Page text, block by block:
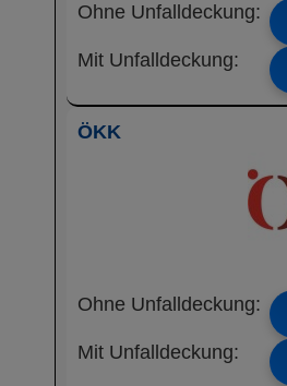
Ohne Unfalldeckung:
Mit Unfalldeckung:
ÖKK
Ohne Unfalldeckung:
Mit Unfalldeckung: